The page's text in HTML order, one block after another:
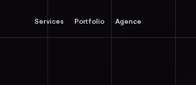
Services Portfolio Agence